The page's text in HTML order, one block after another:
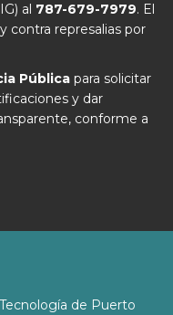
al 787-679-7979. El
contra represalias por
Pública para solicitar
y dar
conforme a
de Puerto